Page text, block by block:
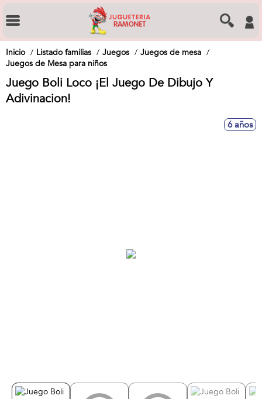
Inicio Listado familias Juegos
Juegos de mesa
Juegos de Mesa para niños
Juego Boli Loco ¡El Juego De Dibujo Y
Adivinacion!
6 años